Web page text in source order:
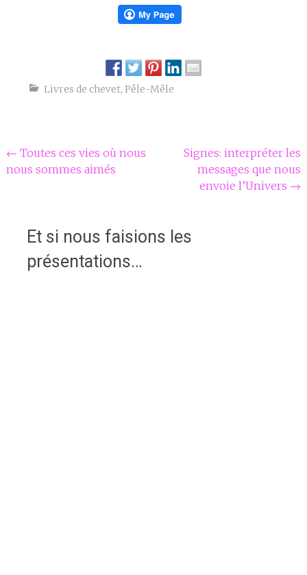
Livres de chevet, Pêle-Mêle
Navigation
Article
← Toutes ces vies où nous
nous sommes aimés
Signes: interpréter les
messages que nous
envoie l’Univers →
Et si nous faisions les
présentations…